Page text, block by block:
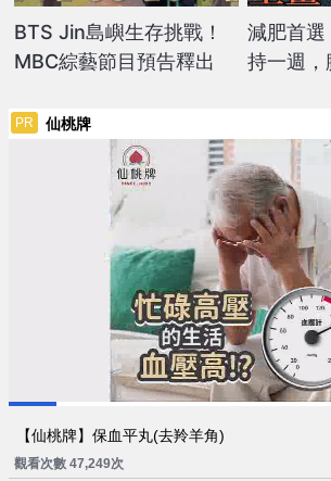
BTS Jin島嶼生存挑戰！
MBC綜藝節目預告釋出
減肥首選
持一週，
PR 仙桃牌
【仙桃牌】保血平丸(去羚羊角)
觀看次數 47,249次